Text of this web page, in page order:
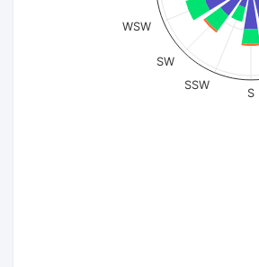
S
SSW
SW
WSW